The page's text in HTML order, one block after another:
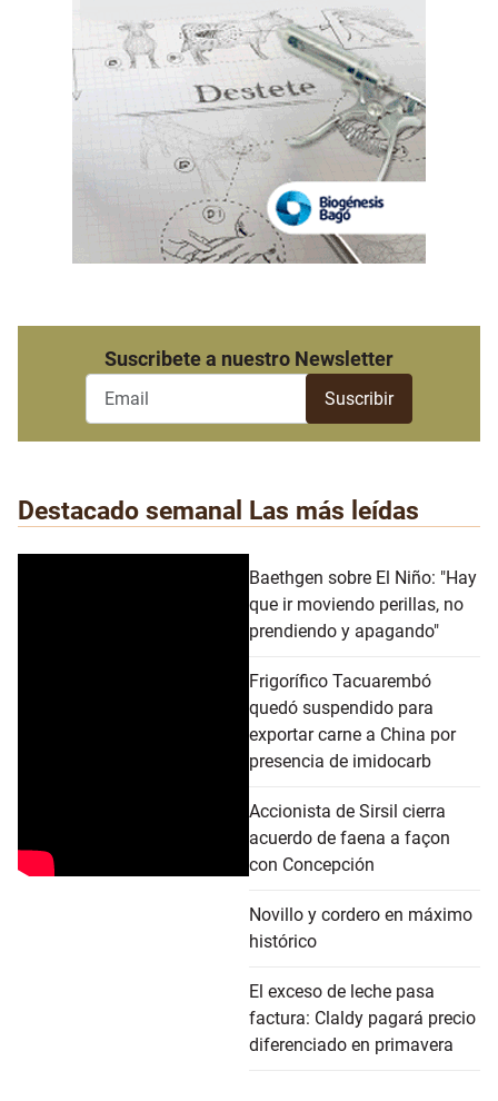
Suscribete a nuestro Newsletter
Destacado semanal Las más leídas
Baethgen sobre El Niño: "Hay
que ir moviendo perillas, no
prendiendo y apagando"
Frigorífico Tacuarembó
quedó suspendido para
exportar carne a China por
presencia de imidocarb
Accionista de Sirsil cierra
acuerdo de faena a façon
con Concepción
Novillo y cordero en máximo
histórico
El exceso de leche pasa
factura: Claldy pagará precio
diferenciado en primavera